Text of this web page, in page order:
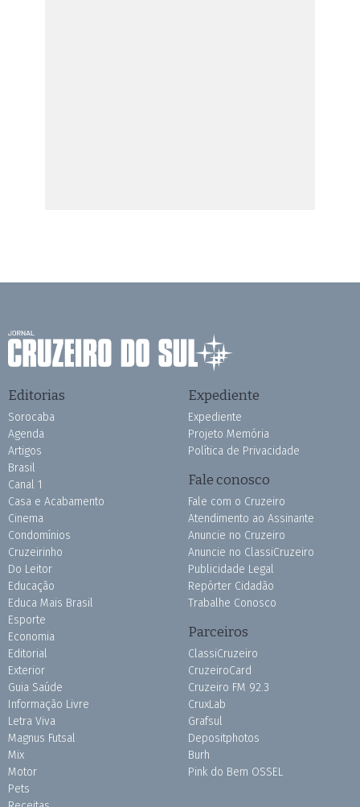
Editorias
Sorocaba
Agenda
Artigos
Brasil
Canal 1
Casa e Acabamento
Cinema
Condomínios
Cruzeirinho
Do Leitor
Educação
Educa Mais Brasil
Esporte
Economia
Editorial
Exterior
Guia Saúde
Informação Livre
Letra Viva
Magnus Futsal
Mix
Motor
Pets
Expediente
Expediente
Projeto Memória
Política de Privacidade
Fale conosco
Fale com o Cruzeiro
Atendimento ao Assinante
Anuncie no Cruzeiro
Anuncie no ClassiCruzeiro
Publicidade Legal
Repórter Cidadão
Trabalhe Conosco
Parceiros
ClassiCruzeiro
CruzeiroCard
Cruzeiro FM 92.3
CruxLab
Grafsul
Depositphotos
Burh
Pink do Bem OSSEL